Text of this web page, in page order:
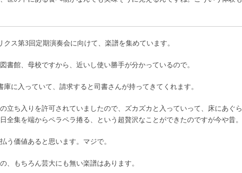
クス第3回定期演奏会に向けて、楽譜を集めています。
書館、母校ですから、近いし使い勝手が分かっているので。
に入っていて、請求すると司書さんが持ってきてくれます。
立ち入りを許可されていましたので、ズカズカと入っていって、床にあぐら
全集を端からペラペラ捲る、という超贅沢なことができたのですが今や昔。
う価値あると思います。マジで。
、もちろん芸大にも無い楽譜はあります。